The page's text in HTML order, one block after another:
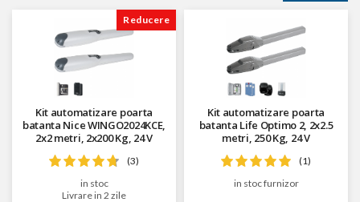
Reducere
Kit automatizare poarta
batanta Nice WINGO2024KCE,
2x2 metri, 2x200 Kg, 24 V
(3)
in stoc
Livrare in 2 zile
Kit automatizare poarta
batanta Life Optimo 2, 2x2.5
metri, 250 Kg, 24 V
(1)
in stoc furnizor